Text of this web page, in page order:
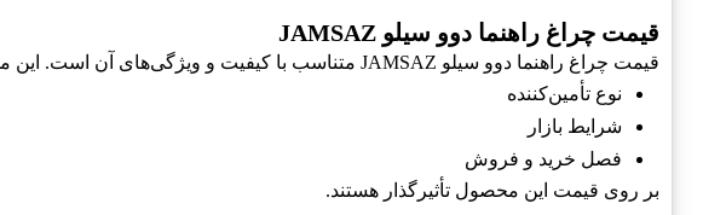
قیمت چراغ راهنما دوو سیلو JAMSAZ
قیمت چراغ راهنما دوو سیلو JAMSAZ متناسب با کیفیت و ویژگی‌های آن است. این محصول در مقایسه با کیفیات مشابه، از قیمت مناسبی برخوردار است. به طور معمول، عواملی همچون:
نوع تأمین‌کننده
شرایط بازار
فصل خرید و فروش
بر روی قیمت این محصول تأثیرگذار هستند.